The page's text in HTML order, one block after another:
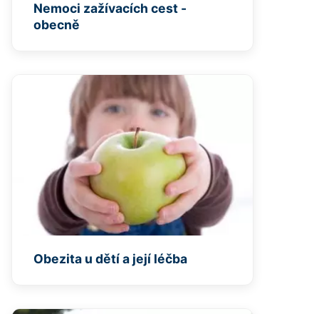
Nemoci zažívacích cest -
obecně
Obezita u dětí a její léčba